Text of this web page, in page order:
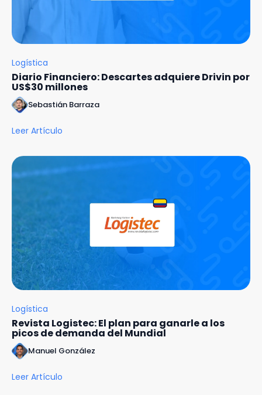
Logística
Diario Financiero: Descartes adquiere Drivin por
US$30 millones
Sebastián Barraza
Leer Artículo
Logística
Revista Logistec: El plan para ganarle a los
picos de demanda del Mundial
Manuel González
Leer Artículo